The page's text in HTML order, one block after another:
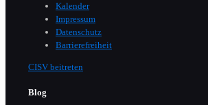
Kalender
Impressum
Datenschutz
Barrierefreiheit
CISV beitreten
Blog